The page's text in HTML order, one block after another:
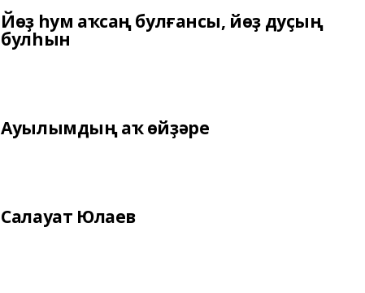
Йөҙ һум аҡсаң булғансы, йөҙ дуҫың
булһын
Ауылымдың аҡ өйҙәре
Салауат Юлаев